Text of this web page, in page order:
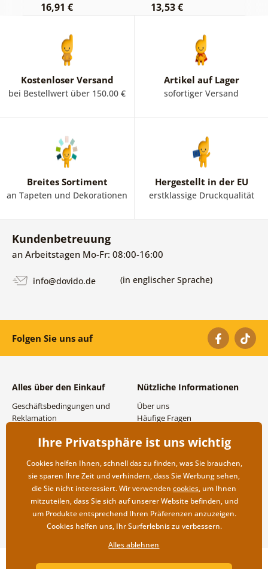
16,91 € 13,53 €
Kostenloser Versand
bei Bestellwert über 150.00 €
Artikel auf Lager
sofortiger Versand
Breites Sortiment
an Tapeten und Dekorationen
Hergestellt in der EU
erstklassige Druckqualität
Kundenbetreuung
an Arbeitstagen Mo-Fr: 08:00-16:00
info@dovido.de (in englischer Sprache)
Folgen Sie uns auf
Alles über den Einkauf
Geschäftsbedingungen und
Reklamation
Versand- und
Rücksendung der Ware
Nützliche Informationen
Über uns
Häufige Fragen
Großhandel und
Copyright ©2019 © Dovido.at.
Ihre Privatsphäre ist uns wichtig
Cookies helfen Ihnen, schnell das zu finden, was Sie brauchen,
sie sparen Ihre Zeit und verhindern, dass Sie Werbung sehen,
die Sie nicht interessiert. Wir verwenden cookies, um Ihnen
mitzuteilen, dass Sie sich auf unserer Website befinden, und
um Produkte entsprechend Ihren Präferenzen anzuzeigen.
Cookies helfen uns, Ihr Surferlebnis zu verbessern.
Alles ablehnen